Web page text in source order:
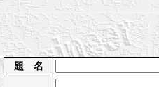
題 名